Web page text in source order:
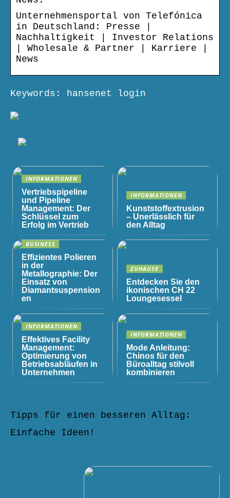
Unternehmensportal von Telefónica
in Deutschland: Presse |
Nachhaltigkeit | Investor Relations
| Wholesale & Partner | Karriere |
News
Keywords: hansenet login
INFORMATIONEN
Vertriebspipeline
und Pipeline
Management: Der
Schlüssel zum
Erfolg im Vertrieb
INFORMATIONEN
Kunststoffextrusion
– Unerlässlich für
den Alltag
BUSINESS
Effizientes Polieren
in der
Metallographie: Der
Einsatz von
Diamantsuspension
en
ZUHAUSE
Entdecken Sie den
ikonischen CH 22
Loungesessel
INFORMATIONEN
Effektives Facility
Management:
Optimierung von
Betriebsabläufen in
Unternehmen
INFORMATIONEN
Mode Anleitung:
Chinos für den
Büroalltag stilvoll
kombinieren
Tipps für einen besseren Alltag:
Einfache Ideen!